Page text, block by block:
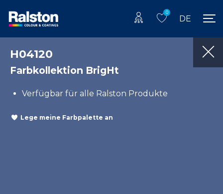
0
DE
H04120
Farbkollektion BrigHt
Verfügbar für alle Ralston Produkte
Lege meine Farbpalette an